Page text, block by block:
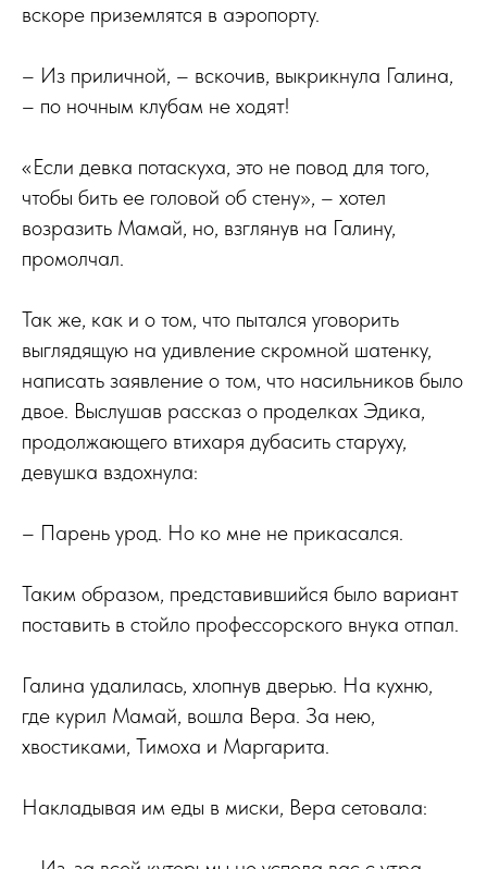
вскоре приземлятся в аэропорту.
– Из приличной, – вскочив, выкрикнула Галина,
– по ночным клубам не ходят!
«Если девка потаскуха, это не повод для того,
чтобы бить ее головой об стену», – хотел
возразить Мамай, но, взглянув на Галину,
промолчал.
Так же, как и о том, что пытался уговорить
выглядящую на удивление скромной шатенку,
написать заявление о том, что насильников было
двое. Выслушав рассказ о проделках Эдика,
продолжающего втихаря дубасить старуху,
девушка вздохнула:
– Парень урод. Но ко мне не прикасался.
Таким образом, представившийся было вариант
поставить в стойло профессорского внука отпал.
Галина удалилась, хлопнув дверью. На кухню,
где курил Мамай, вошла Вера. За нею,
хвостиками, Тимоха и Маргарита.
Накладывая им еды в миски, Вера сетовала: